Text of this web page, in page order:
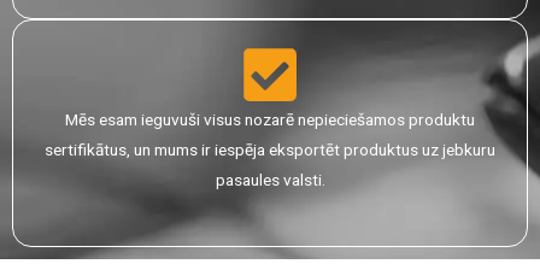
Mēs esam ieguvuši visus nozarē nepieciešamos produktu
sertifikātus, un mums ir iespēja eksportēt produktus uz jebkuru
pasaules valsti.